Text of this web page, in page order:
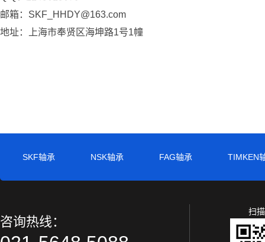
邮箱：SKF_HHDY@163.com
地址：上海市奉贤区海坤路1号1幢
SKF轴承 NSK轴承 FAG轴承 TIMKEN
咨询热线：
扫